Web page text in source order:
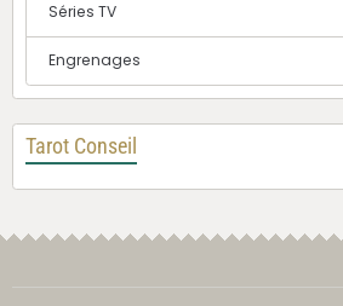
Séries TV
Engrenages
Tarot Conseil